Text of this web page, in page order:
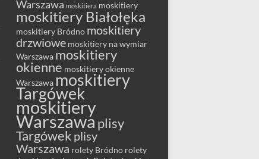
Warszawa moskitiera moskitiery
moskitiery Białołęka
moskitiery Bródno moskitiery
drzwiowe moskitiery na wymiar
Warszawa moskitiery
okienne moskitiery okienne
Warszawa moskitiery
Targówek
moskitiery
Warszawa plisy
Targówek plisy
Warszawa rolety Bródno rolety